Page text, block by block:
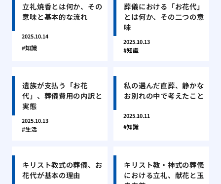
立礼焼香とは何か、その
意味と基本的な流れ
2025.10.14
知識
葬儀における「お花代」
とは何か、その二つの意
味
2025.10.13
知識
遺族が支払う「お花
代」、葬儀費用の内訳と
実態
2025.10.13
生活
私の選んだ直葬、静かな
お別れの中で考えたこと
2025.10.11
知識
キリスト教式の葬儀、お
花代が基本の理由
キリスト教・神式の葬儀
における立礼、献花と玉